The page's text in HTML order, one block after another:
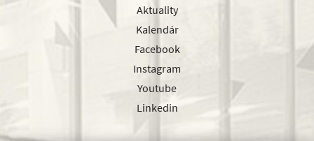
Aktuality
Kalendár
Facebook
Instagram
Youtube
Linkedin